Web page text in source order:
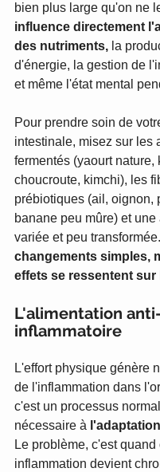
bien plus large qu'on ne
influence directement
des nutriments, la
d'énergie, la gestion de
et même l'état mental
Pour prendre soin de
intestinale, misez sur les
fermentés (yaourt nature,
choucroute, kimchi), les
prébiotiques (ail, oignon,
banane peu mûre) et
variée et peu transformée.
changements simples,
effets se ressentent sur
L'alimentation
inflammatoire
L'effort physique génère
de l'inflammation dans
c'est un processus
nécessaire à
Le problème, c'est quand
inflammation devient